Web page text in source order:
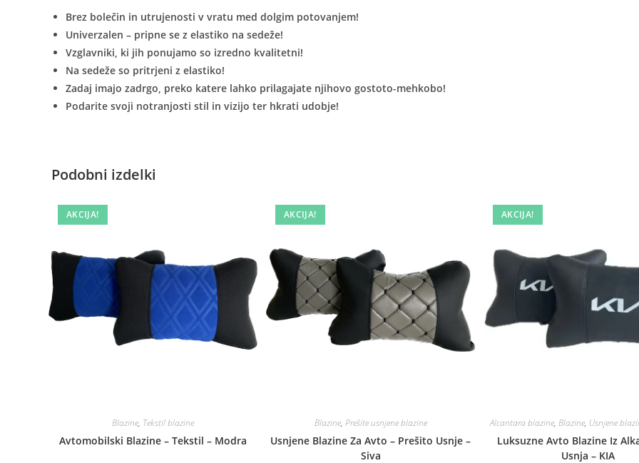
Brez bolečin in utrujenosti v vratu med dolgim potovanjem!
Univerzalen – pripne se z elastiko na sedeže!
Vzglavniki, ki jih ponujamo so izredno kvalitetni!
Na sedeže so pritrjeni z elastiko!
Zadaj imajo zadrgo, preko katere lahko prilagajate njihovo gostoto-mehkobo!
Podarite svoji notranjosti stil in vizijo ter hkrati udobje!
Podobni izdelki
AKCIJA!
Blazine, Tekstil blazine
Avtomobilski Blazine – Tekstil – Modra
AKCIJA!
Blazine, Prešite usnjene blazine
Usnjene Blazine Za Avto – Prešito Usnje –
Siva
AKCIJA!
Alcantara blazine, Blazine, Usnjene
Luksuzne Avto Blazine Iz
Usnja – KIA